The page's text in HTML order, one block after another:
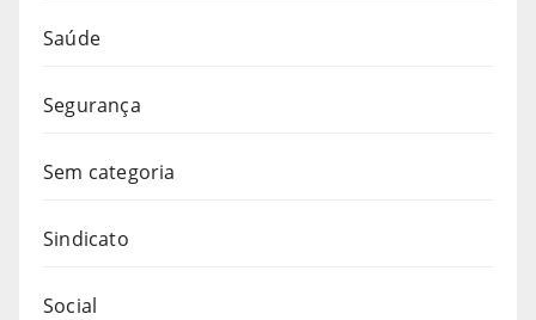
Saúde
Segurança
Sem categoria
Sindicato
Social